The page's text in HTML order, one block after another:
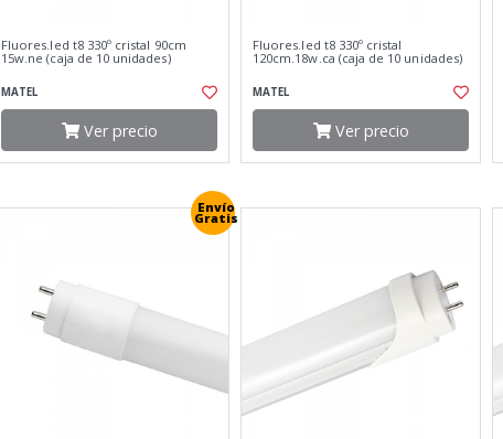
Fluores.led t8 330º cristal 90cm
15w.ne (caja de 10 unidades)
MATEL
Ver precio
Fluores.led t8 330º cristal
120cm.18w.ca (caja de 10 unidades)
MATEL
Ver precio
Envío
Gratis